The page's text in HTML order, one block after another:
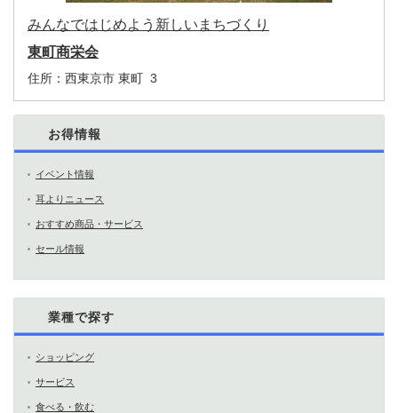
みんなではじめよう新しいまちづくり
東町商栄会
住所： 西東京市 東町 3
お得情報
イベント情報
耳よりニュース
おすすめ商品・サービス
セール情報
業種で探す
ショッピング
サービス
食べる・飲む